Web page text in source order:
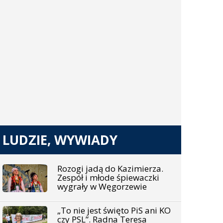
LUDZIE, WYWIADY
Rozogi jadą do Kazimierza.
Zespół i młode śpiewaczki
wygrały w Węgorzewie
„To nie jest święto PiS ani KO
czy PSL”. Radna Teresa